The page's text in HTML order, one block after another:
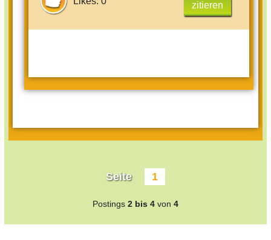
zitieren
Seite 1
Postings 2 bis 4 von 4